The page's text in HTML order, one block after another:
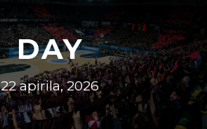
DAY
22 apirila, 2026